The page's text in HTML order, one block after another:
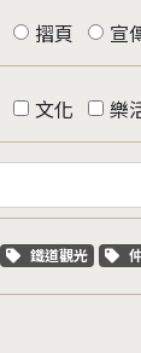
摺頁 宣
文化 樂
關鍵字標籤
鐵道觀光